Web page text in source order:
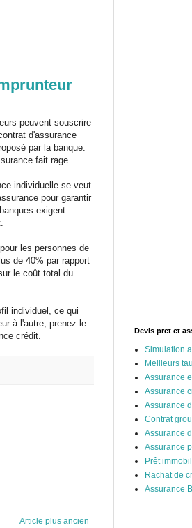
peuvent souscrire
d'assurance
par la banque.
fait rage.
individuelle se veut
pour garantir
exigent
les personnes de
de 40% par rapport
le coût total du
individuel, ce qui
à l'autre, prenez le
crédit.
Article plus ancien
Devis pret et
Simulation
Meilleurs
Assurance
Assurance
Assurance
Contrat
Assurance
Assurance
Prêt
Rachat de
Assurance